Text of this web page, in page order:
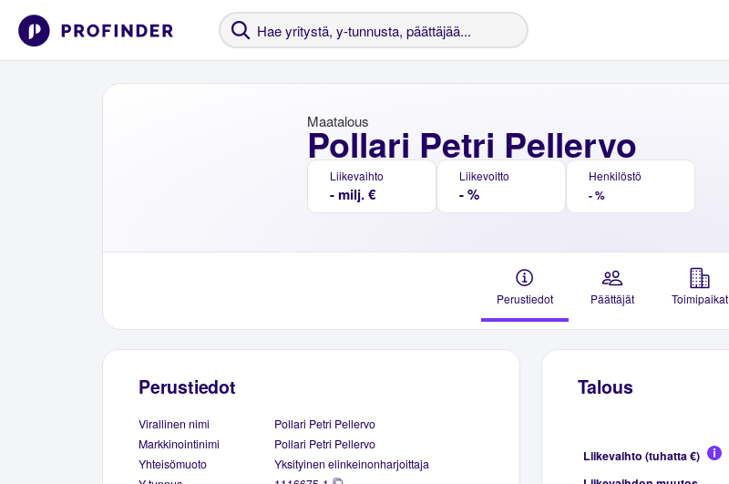
Pollari Petri Pellervo
Maatalous
Liikevaihto
- milj. €
Liikevoitto
- %
Henkilöstö
- %
Perustiedot Päättäjät Toimipaikat
Perustiedot
Virallinen nimi
Pollari Petri Pellervo
Markkinointinimi
Pollari Petri Pellervo
Yhteisömuoto
Yksityinen elinkeinonharjoittaja
Talous
Liikevaihto (tuhatta €)